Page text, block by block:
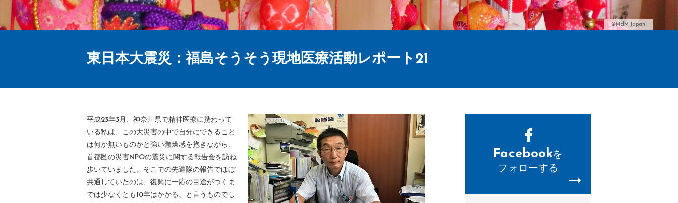
©MdM Japan
東日本大震災：福島そうそう現地医療活動レポート21
平成23年3月、神奈川県で精神医療に携わって
いる私は、この大災害の中で自分にできること
は何か無いものかと強い焦燥感を抱きながら、
首都圏の災害NPOの震災に関する報告会を訪ね
歩いていました。そこでの先遣隊の報告でほぼ
共通していたのは、復興に一応の目途がつくま
では少なくとも10年はかかる、と言うものでし
Facebookを
フォローする